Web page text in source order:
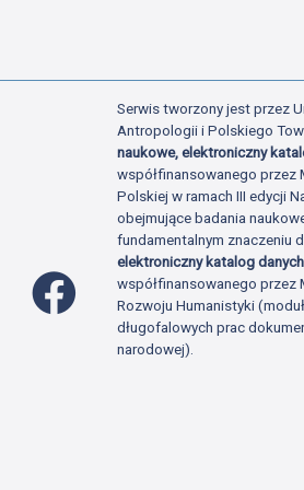
Profil Facebook
Serwis tworzony jest przez
Antropologii i Polskiego
naukowe, elektroniczny
współfinansowanego przez
Polskiej w ramach III edycji
obejmujące badania
fundamentalnym znaczeniu
elektroniczny katalog
współfinansowanego przez
Rozwoju Humanistyki
długofalowych prac
narodowej).